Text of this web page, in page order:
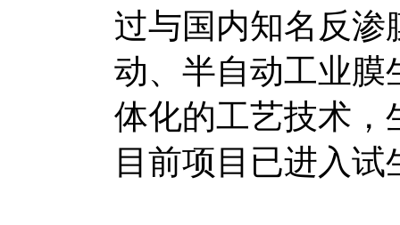
过与国内知名反渗
动、半自动工业膜
体化的工艺技术，
目前项目已进入试